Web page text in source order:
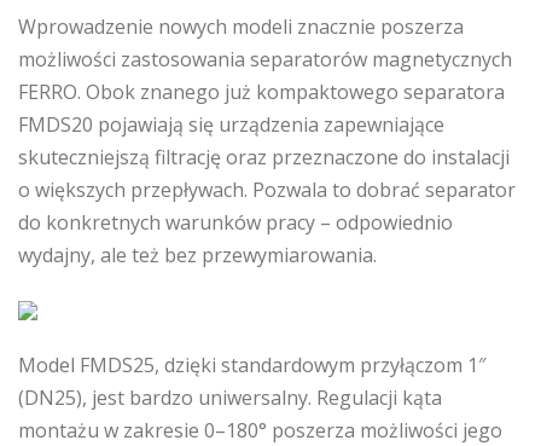
Wprowadzenie nowych modeli znacznie poszerza
możliwości zastosowania separatorów magnetycznych
FERRO. Obok znanego już kompaktowego separatora
FMDS20 pojawiają się urządzenia zapewniające
skuteczniejszą filtrację oraz przeznaczone do instalacji
o większych przepływach. Pozwala to dobrać separator
do konkretnych warunków pracy – odpowiednio
wydajny, ale też bez przewymiarowania.
Model FMDS25, dzięki standardowym przyłączom 1″
(DN25), jest bardzo uniwersalny. Regulacji kąta
montażu w zakresie 0–180° poszerza możliwości jego